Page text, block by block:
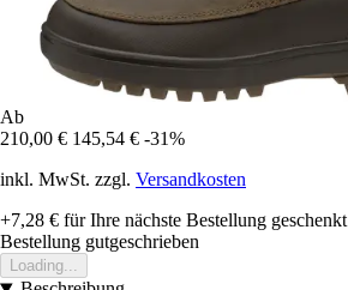
Ab
210,00 € 145,54 € -31%
inkl. MwSt. zzgl. Versandkosten
+7,28 € für Ihre nächste Bestellung geschenkt
Bestellung gutgeschrieben
Loading...